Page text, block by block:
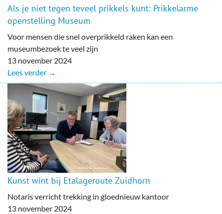
Als je niet tegen teveel prikkels kunt: Prikkelarme
openstelling Museum
Voor mensen die snel overprikkeld raken kan een
museumbezoek te veel zijn
13 november 2024
Lees verder →
Kunst wint bij Etalageroute Zuidhorn
Notaris verricht trekking in gloednieuw kantoor
13 november 2024